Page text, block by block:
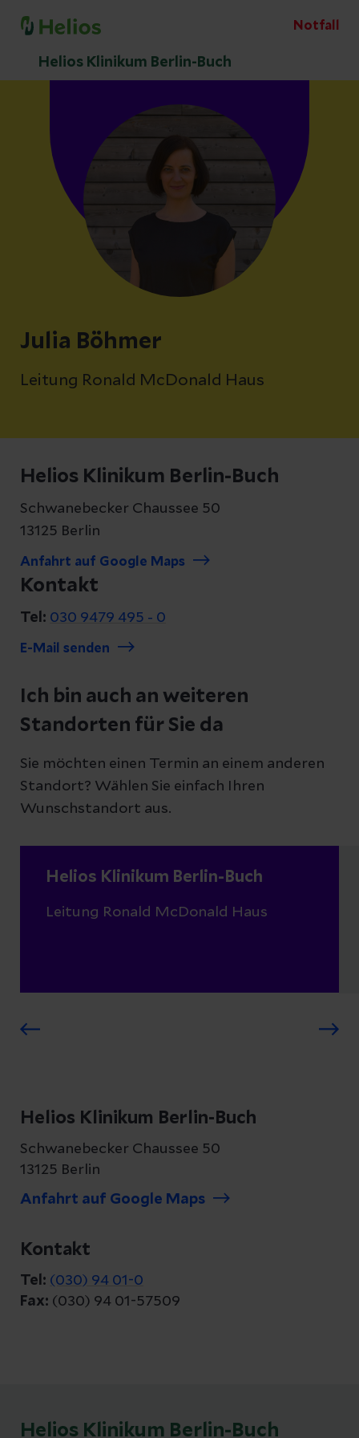
Notfall
Helios Klinikum Berlin-Buch
Julia Böhmer
Leitung Ronald McDonald Haus
Helios Klinikum Berlin-Buch
Schwanebecker Chaussee 50
13125 Berlin
Anfahrt auf Google Maps
Kontakt
Tel: 030 9479 495 - 0
E-Mail senden
Ich bin auch an weiteren
Standorten für Sie da
Sie möchten einen Termin an einem anderen
Standort? Wählen Sie einfach Ihren
Wunschstandort aus.
Helios Klinikum Berlin-Buch
Leitung Ronald McDonald Haus
Helios Klinikum Berlin-Buch
Schwanebecker Chaussee 50
13125 Berlin
Anfahrt auf Google Maps
Kontakt
Tel: (030) 94 01-0
Fax: (030) 94 01-57509
Helios Klinikum Berlin-Buch